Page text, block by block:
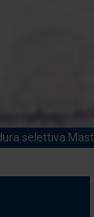
selettiva